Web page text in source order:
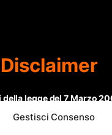
Gestisci Consenso
Disclaimer
legge del 7 Marzo
nella categoria di